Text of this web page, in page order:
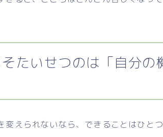
たいせつのは「自分の
えられないなら、できることはひとつ